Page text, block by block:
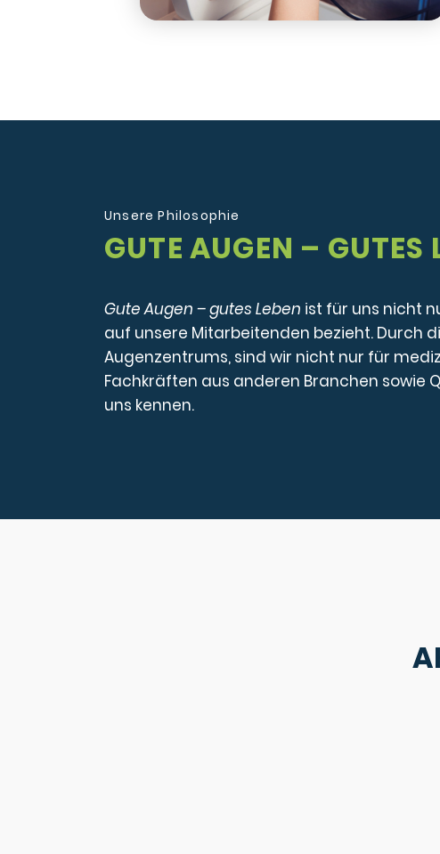
Unsere Philosophie
GUTE AUGEN – GUTES
Gute Augen – gutes Leben ist für uns nicht
auf unsere Mitarbeitenden bezieht. Durch
Augenzentrums, sind wir nicht nur für
Fachkräften aus anderen Branchen sowie
uns kennen.